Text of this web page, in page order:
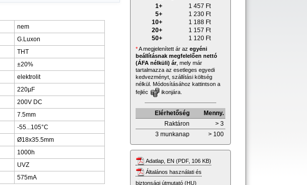
nem
G.Luxon
THT
±20%
elektrolit
220µF
200V DC
7.5mm
-55...105°C
Ø18x35.5mm
1000h
UVZ
575mA
1+ 1 457 Ft
5+
1 230 Ft
10+
1 188 Ft
20+
1 157 Ft
50+
1 120 Ft
*A megjelenített ár az egyéni
beállításnak megfelelően nettó
(ÁFA nélküli) ár, mely már
tartalmazza az esetleges egyedi
kedvezményt, szállítási költség
nélkül. Módosításához kattintson a
fejléc
ikonjára.
Elérhetőség
Menny.
Raktáron
> 3
3 munkanap
> 100
Adatlap, EN (PDF, 106 KB)
Általános használati és
biztonsági útmutató (HU)